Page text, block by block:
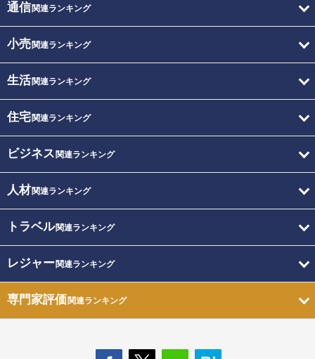
通信関連ランキング
小売関連ランキング
生活関連ランキング
住宅関連ランキング
ビジネス 関連ランキング
人材関連ランキング
トラベル関連ランキング
レジャー関連ランキング
専門家評価関連ランキング